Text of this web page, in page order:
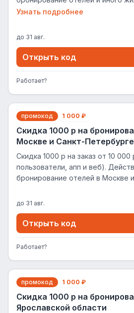
и Санкт-Петербурге
Узнать подробнее
до 31 авг.
Открыть код
Работает?
промокод 1 000 ₽
Скидка 1000 р на
Москве и Санкт-Петербурге
Скидка 1000 р на заказ от 10 000
пользователи, апп и веб).
бронирование отелей в Москве
до 31 авг.
Открыть код
Работает?
промокод 1 000 ₽
Скидка 1000 р на
Ярославской области